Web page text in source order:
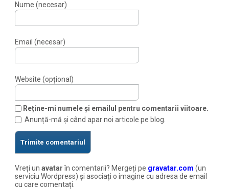
Nume (necesar)
Email (necesar)
Website (opțional)
Reține-mi numele și emailul pentru comentarii viitoare.
Anunță-mă și când apar noi articole pe blog.
Vreți unavatarîn comentarii? Mergeți pe gravatar.com (un
serviciu Wordpress) și asociați o imagine cu adresa de email
cu care comentați.